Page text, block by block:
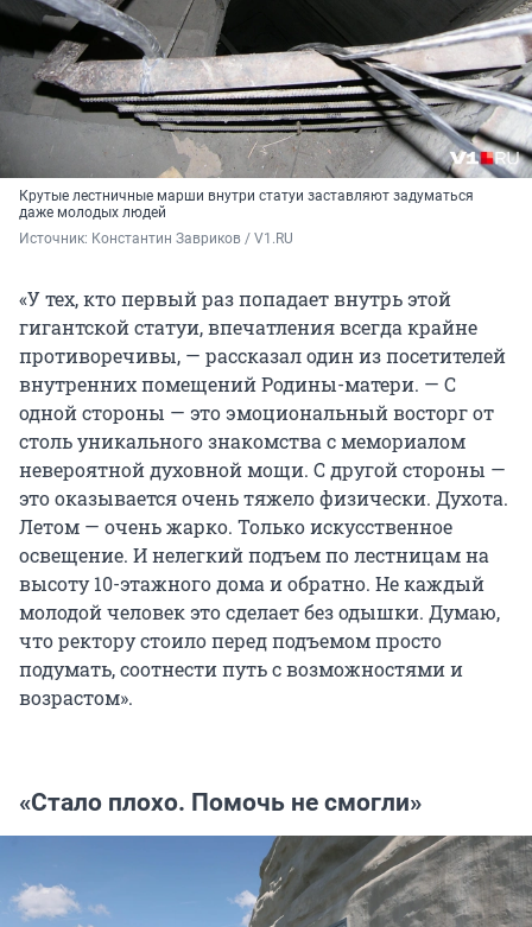
Крутые лестничные марши внутри статуи заставляют задуматься
даже молодых людей
Источник: Константин Завриков / V1.RU
«У тех, кто первый раз попадает внутрь этой
гигантской статуи, впечатления всегда крайне
противоречивы, — рассказал один из посетителей
внутренних помещений Родины-матери. — С
одной стороны — это эмоциональный восторг от
столь уникального знакомства с мемориалом
невероятной духовной мощи. С другой стороны —
это оказывается очень тяжело физически. Духота.
Летом — очень жарко. Только искусственное
освещение. И нелегкий подъем по лестницам на
высоту 10-этажного дома и обратно. Не каждый
молодой человек это сделает без одышки. Думаю,
что ректору стоило перед подъемом просто
подумать, соотнести путь с возможностями и
возрастом».
«Стало плохо. Помочь не смогли»